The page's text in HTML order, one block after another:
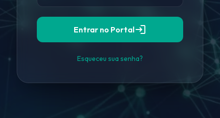
Entrar no Portallogin
Esqueceu sua senha?